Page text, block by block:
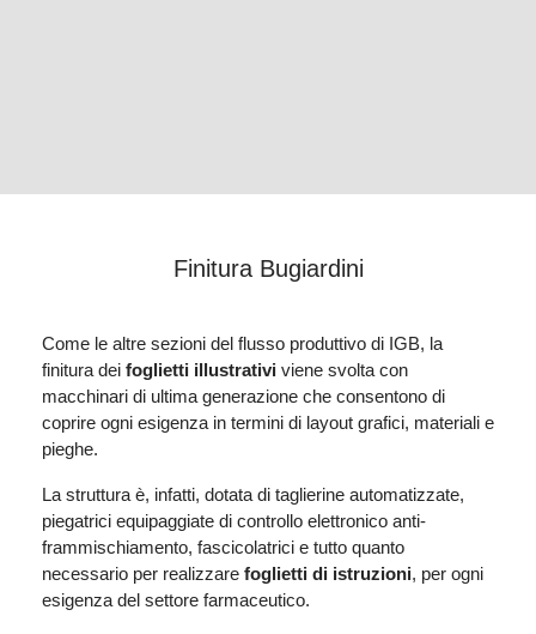
Finitura Bugiardini
Come le altre sezioni del flusso produttivo di IGB, la
finitura dei foglietti illustrativi viene svolta con
macchinari di ultima generazione che consentono di
coprire ogni esigenza in termini di layout grafici, materiali e
pieghe.
La struttura è, infatti, dotata di taglierine automatizzate,
piegatrici equipaggiate di controllo elettronico anti-
frammischiamento, fascicolatrici e tutto quanto
necessario per realizzare foglietti di istruzioni, per ogni
esigenza del settore farmaceutico.